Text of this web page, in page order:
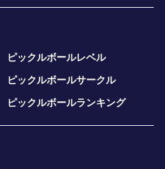
ピックルボールレベル
ピックルボールサークル
ピックルボールランキング